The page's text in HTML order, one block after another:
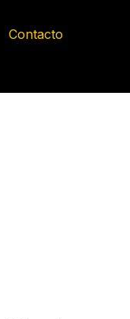
Contacto